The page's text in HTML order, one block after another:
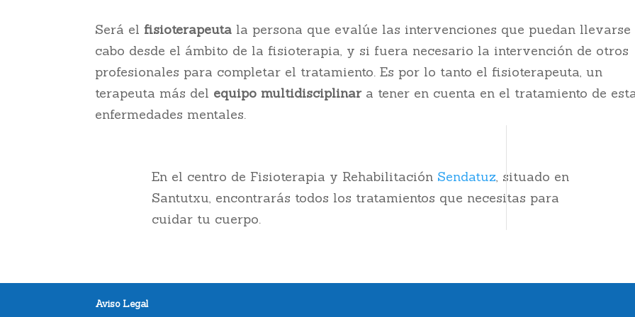
Será elfisioterapeuta la persona que evalúe las intervenciones que puedan llevarse
cabo desde el ámbito de la fisioterapia, y si fuera necesario la intervención de otros
profesionales para completar el tratamiento. Es por lo tanto el fisioterapeuta, un
terapeuta más del equipo multidisciplinara tener en cuenta en el tratamiento de
enfermedades mentales.
En el centro de Fisioterapia y Rehabilitación Sendatuz, situado en
Santutxu, encontrarás todos los tratamientos que necesitas para
cuidar tu cuerpo.
Aviso Legal